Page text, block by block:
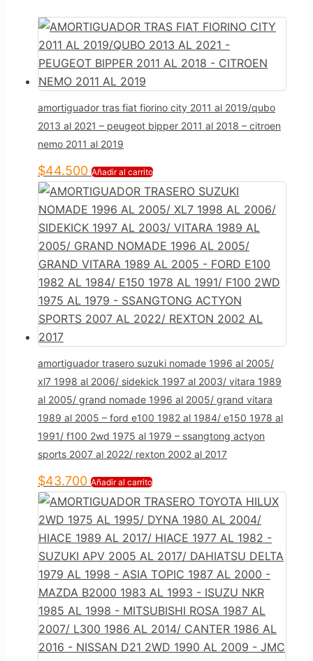
amortiguador tras fiat fiorino city 2011 al 2019/qubo
2013 al 2021 – peugeot bipper 2011 al 2018 – citroen
nemo 2011 al 2019
$44.500 Añadir al carrito
amortiguador trasero suzuki nomade 1996 al 2005/
xl7 1998 al 2006/ sidekick 1997 al 2003/ vitara 1989
al 2005/ grand nomade 1996 al 2005/ grand vitara
1989 al 2005 – ford e100 1982 al 1984/ e150 1978 al
1991/ f100 2wd 1975 al 1979 – ssangtong actyon
sports 2007 al 2022/ rexton 2002 al 2017
$43.700 Añadir al carrito